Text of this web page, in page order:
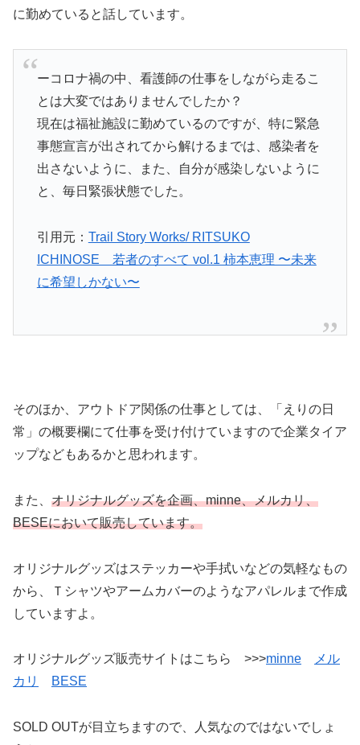
に勤めていると話しています。
ーコロナ禍の中、看護師の仕事をしながら走るこ
とは大変ではありませんでしたか？
現在は福祉施設に勤めているのですが、特に緊急
事態宣言が出されてから解けるまでは、感染者を
出さないように、また、自分が感染しないように
と、毎日緊張状態でした。
引用元： Trail Story Works/ RITSUKO
ICHINOSE 若者のすべて vol.1 柿本恵理 〜未来
に希望しかない〜
そのほか、アウトドア関係の仕事としては、「えりの日
常」の概要欄にて仕事を受け付けていますので企業タイア
ップなどもあるかと思われます。
また、 オリジナルグッズを企画、minne、メルカリ、
BESEにおいて販売しています。
オリジナルグッズはステッカーや手拭いなどの気軽なもの
から、Ｔシャツやアームカバーのようなアパレルまで作成
していますよ。
オリジナルグッズ販売サイトはこちら >>>minne
メル
カリ
BESE
SOLD OUTが目立ちますので、人気なのではないでしょ